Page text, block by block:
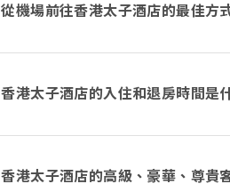
從機場前往香港太子酒店的最佳方
香港太子酒店的入住和退房時間是
香港太子酒店的高級、豪華、尊貴